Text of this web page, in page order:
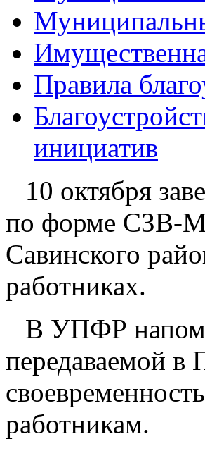
Правила
инициатив
10 октября
по форме СЗВ-М
Савинского
работниках.
В УПФР
передаваемой
работникам.